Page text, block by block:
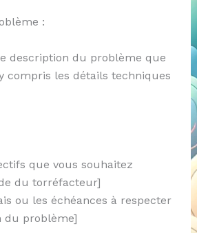
:
description du problème que
compris les détails techniques
que vous souhaitez
du torréfacteur]
ou les échéances à respecter
du problème]